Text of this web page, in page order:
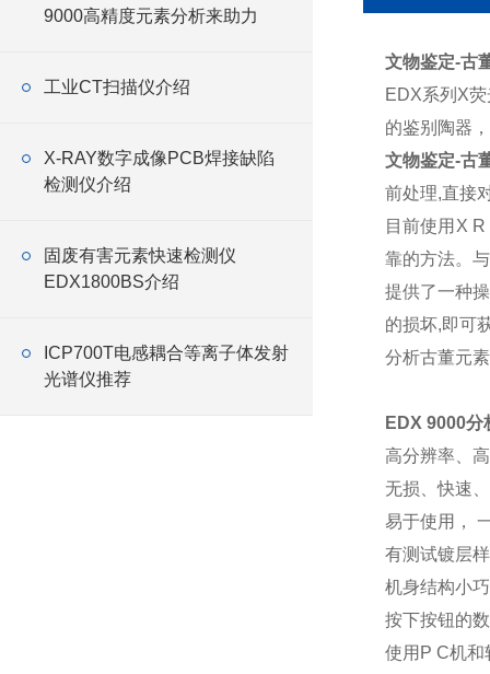
9000高精度元素分析来助力
工业CT扫描仪介绍
X-RAY数字成像PCB焊接缺陷
检测仪介绍
固废有害元素快速检测仪
EDX1800BS介绍
ICP700T电感耦合等离子体发射
光谱仪推荐
文物鉴定-古
EDX系列X
的鉴别陶器
文物鉴定-古
前处理,直接
目前使用X
靠的方法。
提供了一种
的损坏,即可
分析古董元
EDX 9000分
高分辨率、
无损、快速
易于使用，
有测试镀层
机身结构小
按下按钮的
使用P C机和